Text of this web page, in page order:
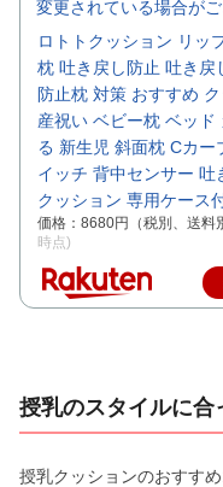
ロトトクッション リッ
枕 吐き戻し防止 吐き戻
防止枕 対策 おすすめ
産祝い ベビー枕 ベッド
る 新生児 斜面枕 Cカー
イッチ 背中センサー 吐
クッション 専用ケース
価格：8680円（税別、送料
時点)
授乳のスタイルに合
授乳クッションのおすす